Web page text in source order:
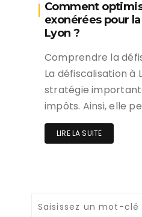
Comment
exonérées pour
Lyon ?
Comprendre la
La défiscalisation à
stratégie
impôts. Ainsi, elle
LIRE LA SUITE